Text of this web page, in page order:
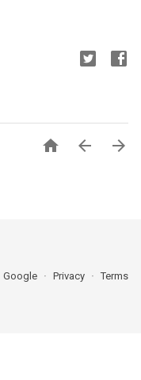
  
Google Privacy Terms